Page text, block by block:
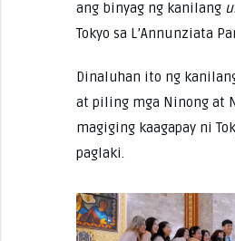
ang binyag ng kanilang
Tokyo sa L’Annunziata
Dinaluhan ito ng
at piling mga Ninong at
magiging kaagapay ni
paglaki.